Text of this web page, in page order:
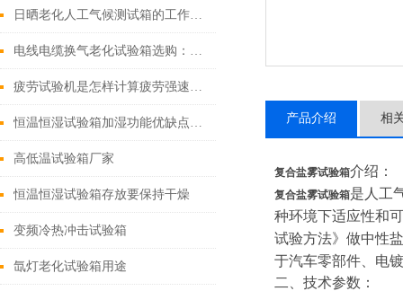
日晒老化人工气候测试箱的工作原理及关键参数分析
电线电缆换气老化试验箱选购：关键参数与功能考量
疲劳试验机是怎样计算疲劳强速的呢
恒温恒湿试验箱加湿功能优缺点对比
高低温试验箱厂家
恒温恒湿试验箱存放要保持干燥
变频冷热冲击试验箱
氙灯老化试验箱用途
产品介绍 相
复合盐雾试验箱介绍：
复合盐雾试验箱是人工
种环境下适应性和
试验方法》做中性
于汽车零部件、电
二、技术参数：